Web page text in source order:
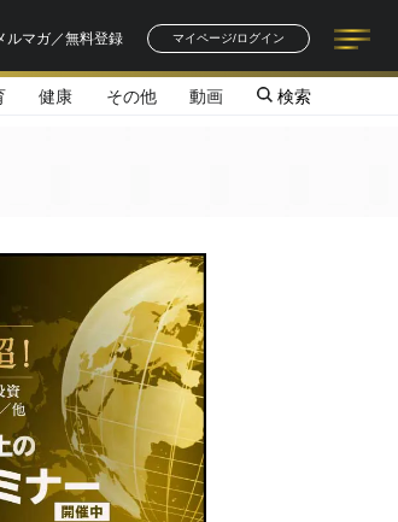
ルマガ／無料登録
マイページ/ログイン
記事一覧
著者一覧
健康 その他 動画 検索